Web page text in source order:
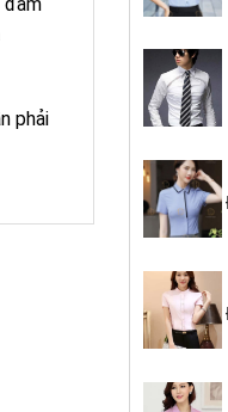
phải